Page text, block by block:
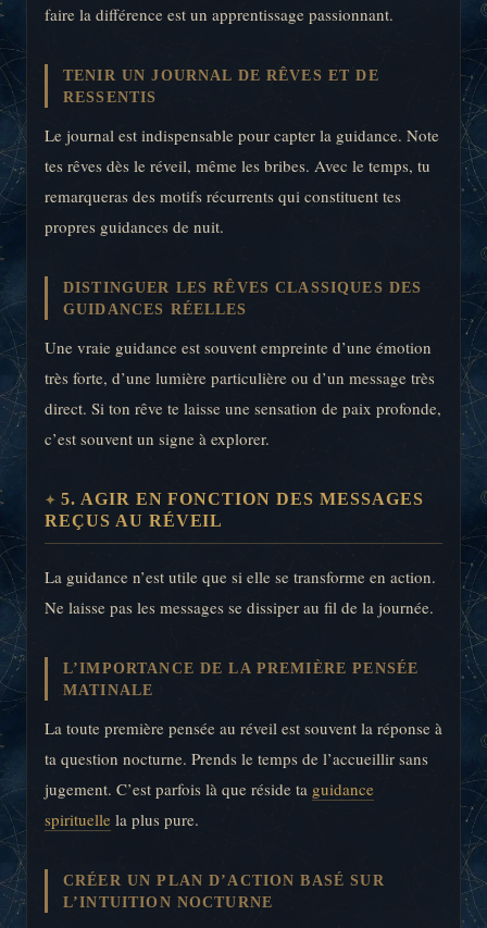
faire la différence est un apprentissage passionnant.
TENIR UN JOURNAL DE RÊVES ET DE
RESSENTIS
Le journal est indispensable pour capter la guidance. Note
tes rêves dès le réveil, même les bribes. Avec le temps, tu
remarqueras des motifs récurrents qui constituent tes
propres guidances de nuit.
DISTINGUER LES RÊVES CLASSIQUES DES
GUIDANCES RÉELLES
Une vraie guidance est souvent empreinte d’une émotion
très forte, d’une lumière particulière ou d’un message très
direct. Si ton rêve te laisse une sensation de paix profonde,
c’est souvent un signe à explorer.
5. AGIR EN FONCTION DES MESSAGES
REÇUS AU RÉVEIL
La guidance n’est utile que si elle se transforme en action.
Ne laisse pas les messages se dissiper au fil de la journée.
L’IMPORTANCE DE LA PREMIÈRE PENSÉE
MATINALE
La toute première pensée au réveil est souvent la réponse à
ta question nocturne. Prends le temps de l’accueillir sans
jugement. C’est parfois là que réside ta guidance
spirituelle la plus pure.
CRÉER UN PLAN D’ACTION BASÉ SUR
L’INTUITION NOCTURNE